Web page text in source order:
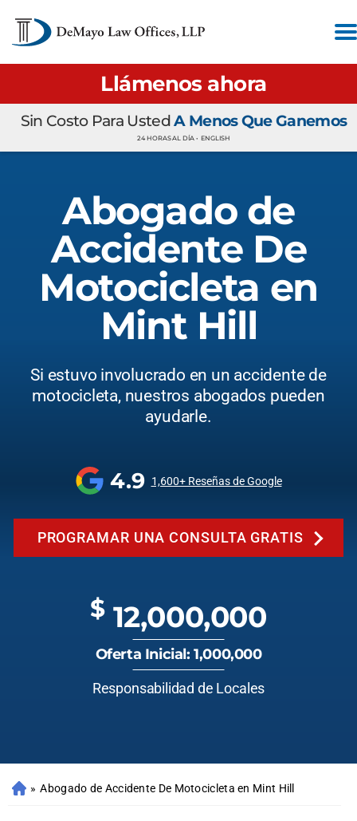
Llámenos ahora
Sin Costo Para UstedA Menos Que Ganemos
24 HORAS AL DÍA • ENGLISH
Abogado de
Accidente De
Motocicleta en
Mint Hill
Si estuvo involucrado en un accidente de
motocicleta, nuestros abogados pueden
ayudarle.
4.9 1,600+ Reseñas de Google
PROGRAMAR UNA CONSULTA GRATIS
$ 12,000,000
Oferta Inicial: 1,000,000
Responsabilidad de Locales
» Abogado de Accidente De Motocicleta en Mint Hill